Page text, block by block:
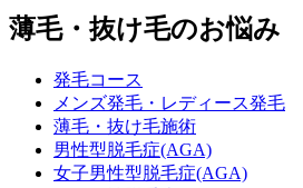
薄毛・抜け毛のお悩み
発毛コース
メンズ発毛・レディース発毛
薄毛・抜け毛施術
男性型脱毛症(AGA)
女子男性型脱毛症(AGA)